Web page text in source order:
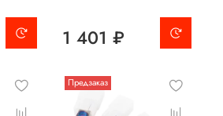
1 401 ₽
Предзаказ